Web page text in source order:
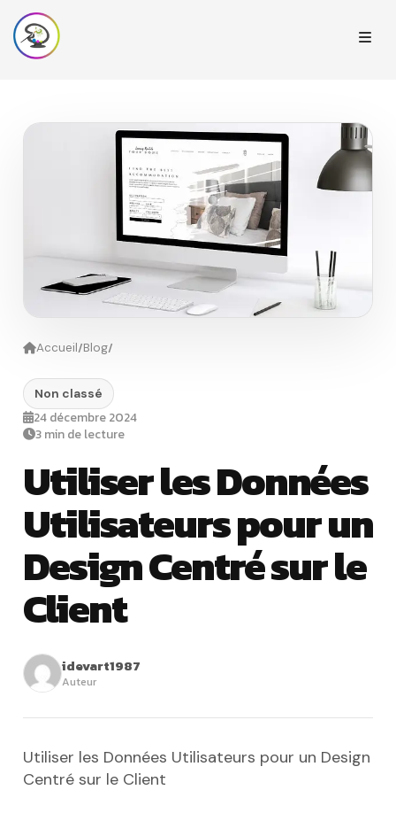
Accueil/Blog/
Non classé
24 décembre 2024
3 min de lecture
Utiliser les Données
Utilisateurs pour un
Design Centré sur le
Client
idevart1987
Auteur
Utiliser les Données Utilisateurs pour un Design
Centré sur le Client